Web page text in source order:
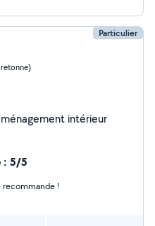
Particulier
intérieur
: 5/5
!